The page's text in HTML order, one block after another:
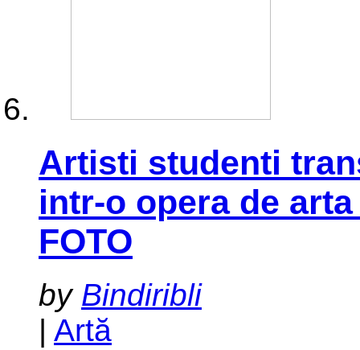
Artisti studenti
intr-o opera de
FOTO
by Bindiribli
| Artă